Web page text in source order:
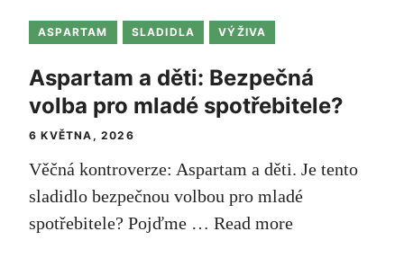
ASPARTAM SLADIDLA VÝŽIVA
Aspartam a děti: Bezpečná
volba pro mladé spotřebitele?
6 KVĚTNA, 2026
Věčná ⁣kontroverze: Aspartam a děti. Je tento
sladidlo bezpečnou volbou pro mladé
spotřebitele? Pojďme … Read more